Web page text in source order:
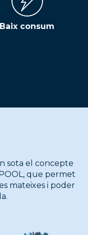
Baix consum
sota el concepte
que permet
mateixes i poder